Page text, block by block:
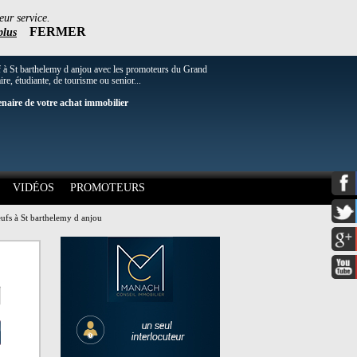
service.
FERMER
St barthelemy d anjou avec les promoteurs du Grand
étudiante, de tourisme ou senior...
de votre achat immobilier
VIDÉOS PROMOTEURS
à St barthelemy d anjou